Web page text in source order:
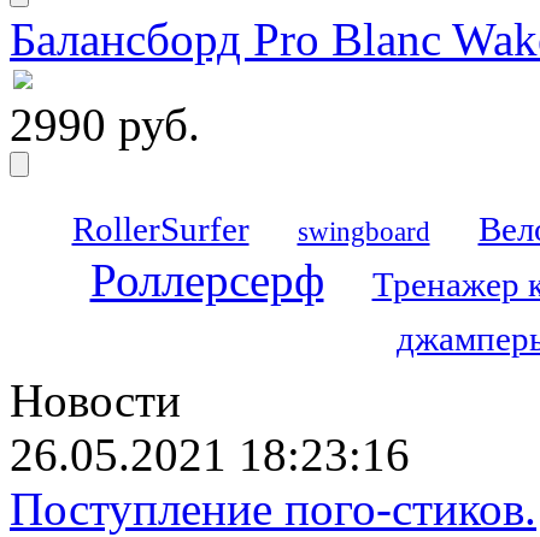
Балансборд Pro Blanc
2990 руб.
RollerSurfer swingboard
Роллерсерф
Тренажер
Новости
26.05.2021 18:23:16
Поступление пого-стиков.